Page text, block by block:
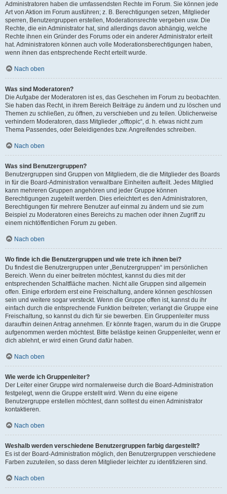
Administratoren haben die umfassendsten Rechte im Forum. Sie können jede
Art von Aktion im Forum ausführen; z. B. Berechtigungen setzen, Mitglieder
sperren, Benutzergruppen erstellen, Moderationsrechte vergeben usw. Die
Rechte, die ein Administrator hat, sind allerdings davon abhängig, welche
Rechte ihnen ein Gründer des Forums oder ein anderer Administrator erteilt
hat. Administratoren können auch volle Moderationsberechtigungen haben,
wenn ihnen das entsprechende Recht erteilt wurde.
Nach oben
Was sind Moderatoren?
Die Aufgabe der Moderatoren ist es, das Geschehen im Forum zu beobachten.
Sie haben das Recht, in ihrem Bereich Beiträge zu ändern und zu löschen und
Themen zu schließen, zu öffnen, zu verschieben und zu teilen. Üblicherweise
verhindern Moderatoren, dass Mitglieder „offtopic“, d. h. etwas nicht zum
Thema Passendes, oder Beleidigendes bzw. Angreifendes schreiben.
Nach oben
Was sind Benutzergruppen?
Benutzergruppen sind Gruppen von Mitgliedern, die die Mitglieder des Boards
in für die Board-Administration verwaltbare Einheiten aufteilt. Jedes Mitglied
kann mehreren Gruppen angehören und jeder Gruppe können
Berechtigungen zugeteilt werden. Dies erleichtert es den Administratoren,
Berechtigungen für mehrere Benutzer auf einmal zu ändern und sie zum
Beispiel zu Moderatoren eines Bereichs zu machen oder ihnen Zugriff zu
einem nichtöffentlichen Forum zu geben.
Nach oben
Wo finde ich die Benutzergruppen und wie trete ich ihnen bei?
Du findest die Benutzergruppen unter „Benutzergruppen“ im persönlichen
Bereich. Wenn du einer beitreten möchtest, kannst du dies mit der
entsprechenden Schaltfläche machen. Nicht alle Gruppen sind allgemein
offen. Einige erfordern erst eine Freischaltung, andere können geschlossen
sein und weitere sogar versteckt. Wenn die Gruppe offen ist, kannst du ihr
einfach durch die entsprechende Funktion beitreten; verlangt die Gruppe eine
Freischaltung, so kannst du dich für sie bewerben. Ein Gruppenleiter muss
daraufhin deinen Antrag annehmen. Er könnte fragen, warum du in die Gruppe
aufgenommen werden möchtest. Bitte belästige keinen Gruppenleiter, wenn er
dich ablehnt, er wird einen Grund dafür haben.
Nach oben
Wie werde ich Gruppenleiter?
Der Leiter einer Gruppe wird normalerweise durch die Board-Administration
festgelegt, wenn die Gruppe erstellt wird. Wenn du eine eigene
Benutzergruppe erstellen möchtest, dann solltest du einen Administrator
kontaktieren.
Nach oben
Weshalb werden verschiedene Benutzergruppen farbig dargestellt?
Es ist der Board-Administration möglich, den Benutzergruppen verschiedene
Farben zuzuteilen, so dass deren Mitglieder leichter zu identifizieren sind.
Nach oben